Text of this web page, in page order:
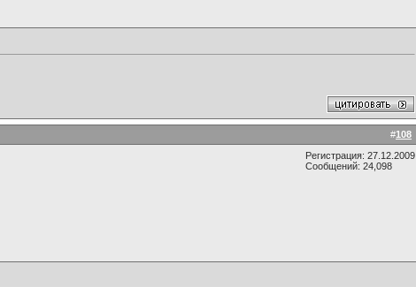
#108
Регистрация: 27.12.2009
Сообщений: 24,098